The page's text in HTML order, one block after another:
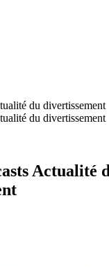
du divertissement
du divertissement
Actualité